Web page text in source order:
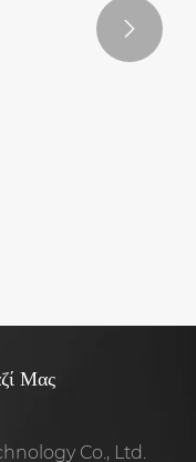

Μας
Co., Ltd.